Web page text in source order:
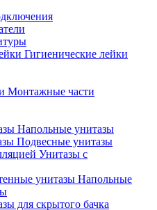
Гигиенические лейки
Монтажные части
Напольные унитазы
Подвесные унитазы
Унитазы с
Напольные